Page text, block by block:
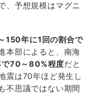
、予想規模はマグニ
150年に1回の割合で
本部によると、南海
70～80%程度だと
震は70年ほど発生し
不思議ではない期間